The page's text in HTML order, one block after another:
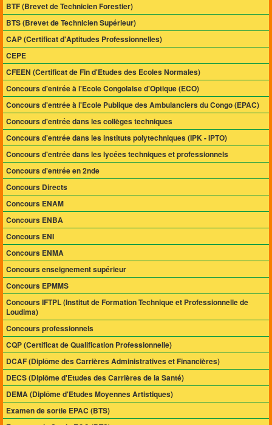
BTF (Brevet de Technicien Forestier)
BTS (Brevet de Technicien Supérieur)
CAP (Certificat d'Aptitudes Professionnelles)
CEPE
CFEEN (Certificat de Fin d'Etudes des Ecoles Normales)
Concours d'entrée à l'Ecole Congolaise d'Optique (ECO)
Concours d'entrée à l'Ecole Publique des Ambulanciers du Congo (EPAC)
Concours d'entrée dans les collèges techniques
Concours d'entrée dans les instituts polytechniques (IPK - IPTO)
Concours d'entrée dans les lycées techniques et professionnels
Concours d'entrée en 2nde
Concours Directs
Concours ENAM
Concours ENBA
Concours ENI
Concours ENMA
Concours enseignement supérieur
Concours EPMMS
Concours IFTPL (Institut de Formation Technique et Professionnelle de
Loudima)
Concours professionnels
CQP (Certificat de Qualification Professionnelle)
DCAF (Diplôme des Carrières Administratives et Financières)
DECS (Diplôme d'Etudes des Carrières de la Santé)
DEMA (Diplôme d'Etudes Moyennes Artistiques)
Examen de sortie EPAC (BTS)